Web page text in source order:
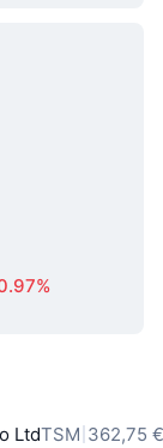
LtdTSM 362,75